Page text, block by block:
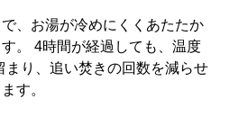
、お湯が冷めにくくあたたか
。 4時間が経過しても、温度
り、追い焚きの回数を減らせ
す。